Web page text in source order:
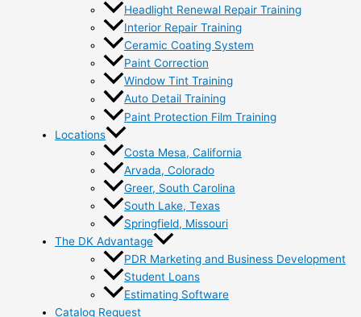
Headlight Renewal Repair Training
Interior Repair Training
Ceramic Coating System
Paint Correction
Window Tint Training
Auto Detail Training
Paint Protection Film Training
Locations
Costa Mesa, California
Arvada, Colorado
Greer, South Carolina
South Lake, Texas
Springfield, Missouri
The DK Advantage
PDR Marketing and Business Development
Student Loans
Estimating Software
Catalog Request